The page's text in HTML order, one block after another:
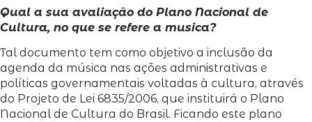
Qual a sua avaliação do Plano Nacional de
Cultura, no que se refere a musica?
Tal documento tem como objetivo a inclusão da
agenda da música nas ações administrativas e
políticas governamentais voltadas à cultura, através
do Projeto de Lei 6835/2006, que instituirá o Plano
Nacional de Cultura do Brasil. Ficando este plano